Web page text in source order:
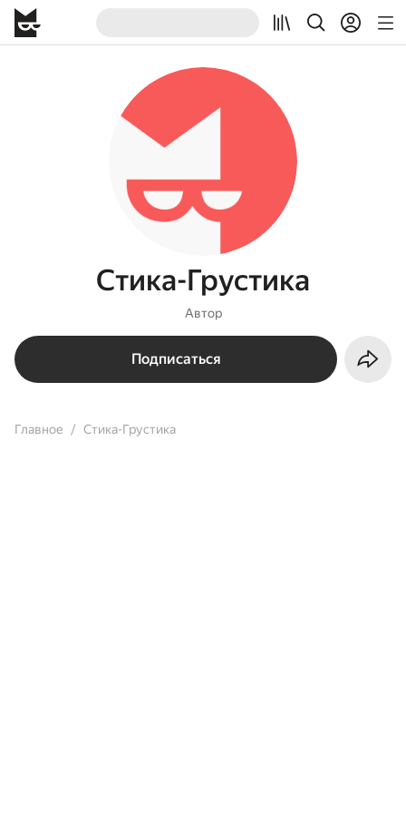
Стика-Грустика
Автор
Подписаться
Главное Стика-Грустика